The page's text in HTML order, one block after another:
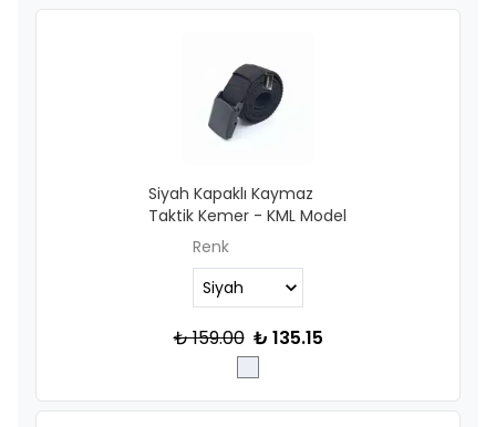
Siyah Kapaklı Kaymaz
Taktik Kemer - KML Model
Renk
₺ 159.00 ₺ 135.15